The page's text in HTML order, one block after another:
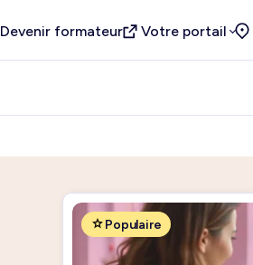
Devenir formateur Votre portail
Populaire